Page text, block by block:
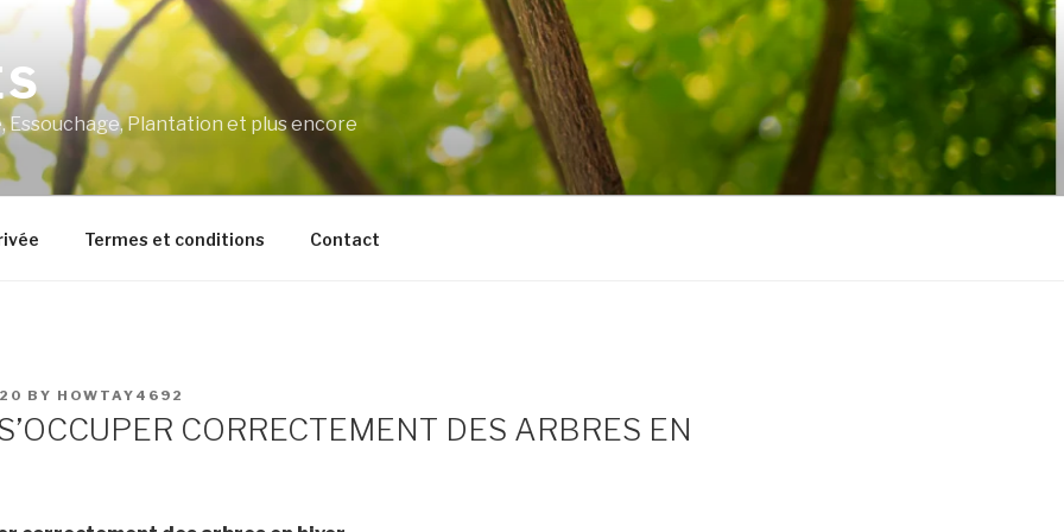
Essouchage, Plantation et plus encore
Termes et conditions Contact
BY HOWTAY4692
CORRECTEMENT DES ARBRES EN